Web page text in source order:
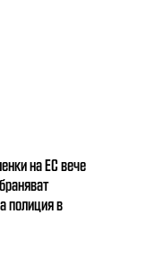
на ЕС вече
полиция в